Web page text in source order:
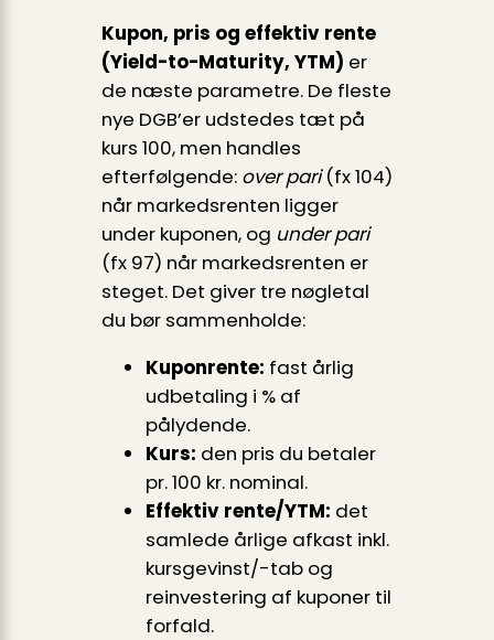
Kupon, pris og effektiv rente
(Yield-to-Maturity, YTM) er
de næste parametre. De fleste
nye DGB’er udstedes tæt på
kurs 100, men handles
efterfølgende: over pari(fx 104)
når markedsrenten ligger
under kuponen, og under pari
(fx 97) når markedsrenten er
steget. Det giver tre nøgletal
du bør sammenholde:
Kuponrente: fast årlig
udbetaling i % af
pålydende.
Kurs: den pris du betaler
pr. 100 kr. nominal.
Effektiv rente/YTM: det
samlede årlige afkast inkl.
kursgevinst/-tab og
reinvestering af kuponer til
forfald.